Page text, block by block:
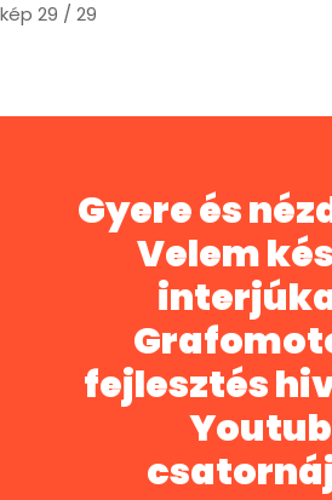
kép 29 / 29
Gyere és
Velem
fejlesztés